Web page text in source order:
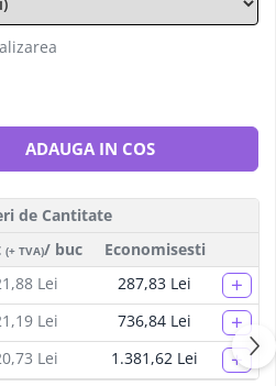
ADAUGA IN COS
de Cantitate
(+ TVA)/ buc
Economisesti
Lei 287,83 Lei +
Lei 736,84 Lei +
Lei 1.381,62 Lei +